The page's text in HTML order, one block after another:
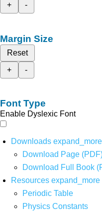
+
-
Margin Size
Reset
+
-
Font Type
Enable Dyslexic Font
Downloads expand_more
Download Page
Download Full Book
Resources expand_more
Periodic Table
Physics Constants